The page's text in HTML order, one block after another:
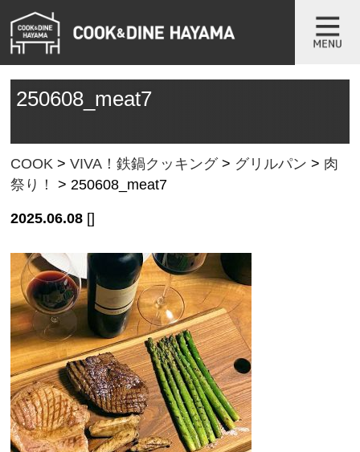
250608_meat7
COOK >VIVA！鉄鍋クッキング> グリルパン > 肉
祭り！
> 250608_meat7
2025.06.08 []